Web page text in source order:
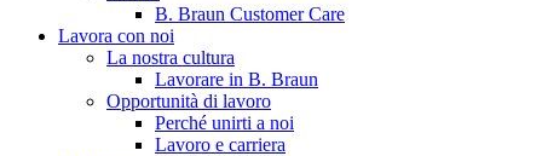
B. Braun in Italia
Scopri chi siamo ed entra nel mondo di B. Braun in Italia: 4
sedi, 4 aziende, più di 700 dipendenti e un Centro di
B. Braun Customer Care
Lavora con noi
La nostra cultura
Lavorare in B. Braun
Opportunità di lavoro
Perché unirti a noi
Lavoro e carriera